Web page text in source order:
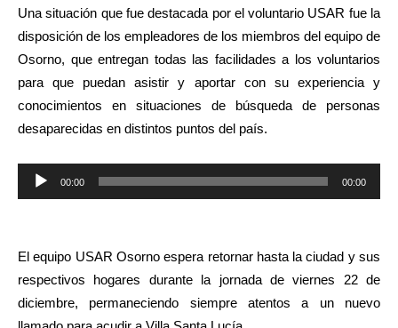
Una situación que fue destacada por el voluntario USAR fue la
disposición de los empleadores de los miembros del equipo de
Osorno, que entregan todas las facilidades a los voluntarios
para que puedan asistir y aportar con su experiencia y
conocimientos en situaciones de búsqueda de personas
desaparecidas en distintos puntos del país.
Reproductor
de
00:00 00:00
El equipo USAR Osorno espera retornar hasta la ciudad y sus
respectivos hogares durante la jornada de viernes 22 de
diciembre, permaneciendo siempre atentos a un nuevo